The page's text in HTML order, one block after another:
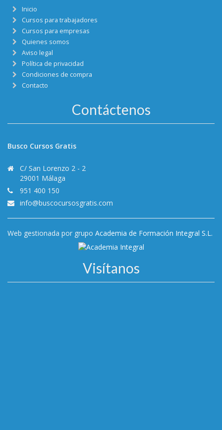
Inicio
Cursos para trabajadores
Cursos para empresas
Quienes somos
Aviso legal
Política de privacidad
Condiciones de compra
Contacto
Contáctenos
Busco Cursos Gratis
C/ San Lorenzo 2 - 2
29001 Málaga
951 400 150
info@buscocursosgratis.com
Web gestionada por grupo Academia de Formación Integral S.L.
Visítanos